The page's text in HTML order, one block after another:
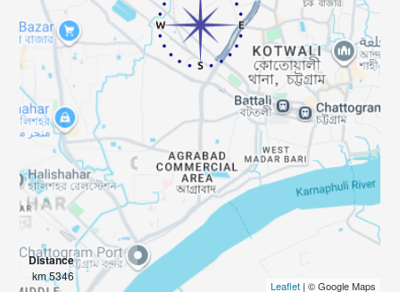
Distance
5346 km
Leaflet| © Google Maps